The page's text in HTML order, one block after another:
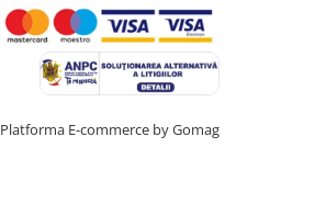
Platforma E-commerce by Gomag